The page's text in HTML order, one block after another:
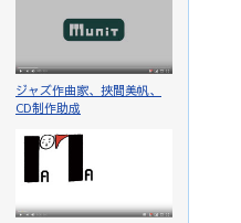
ジャズ作曲家、挾間美帆、
CD制作助成